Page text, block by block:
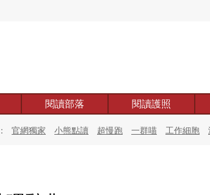
閱讀部落 閱讀護照
官網獨家 小熊點讀 超慢跑 一群喵 工作細胞